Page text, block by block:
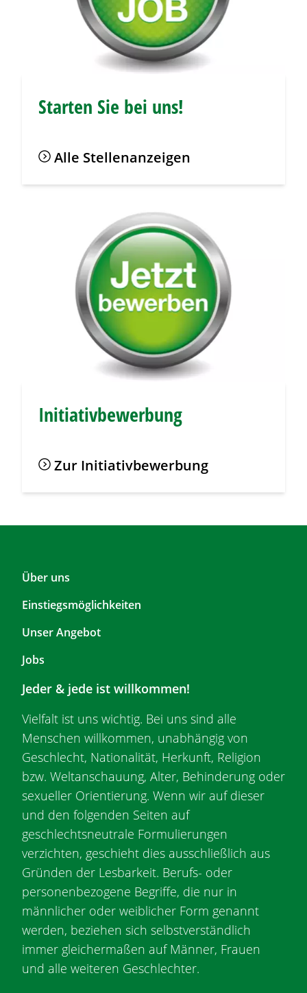
Starten Sie bei uns!
Alle Stellenanzeigen
Initiativbewerbung
Zur Initiativbewerbung
F
o
t
r
o
1
Über uns
Einstiegsmöglichkeiten
Unser Angebot
Jobs
Jeder & jede ist willkommen!
Vielfalt ist uns wichtig. Bei uns sind alle
Menschen willkommen, unabhängig von
Geschlecht, Nationalität, Herkunft, Religion
bzw. Weltanschauung, Alter, Behinderung oder
sexueller Orientierung. Wenn wir auf dieser
und den folgenden Seiten auf
geschlechtsneutrale Formulierungen
verzichten, geschieht dies ausschließlich aus
Gründen der Lesbarkeit. Berufs- oder
personenbezogene Begriffe, die nur in
männlicher oder weiblicher Form genannt
werden, beziehen sich selbstverständlich
immer gleichermaßen auf Männer, Frauen
und alle weiteren Geschlechter.